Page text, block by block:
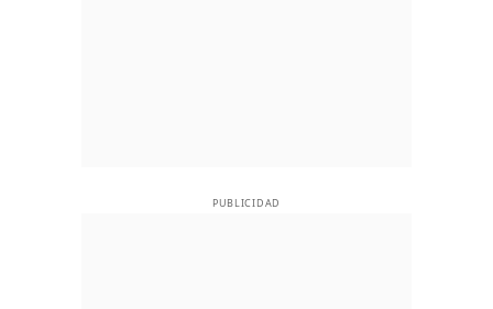
PUBLICIDAD